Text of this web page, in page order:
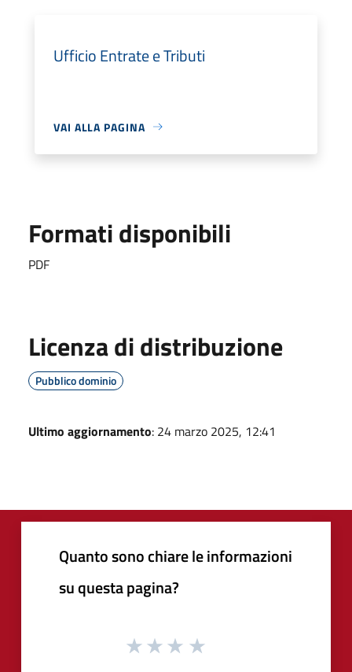
Ufficio Entrate e Tributi
VAI ALLA PAGINA
Formati disponibili
PDF
Licenza di distribuzione
Pubblico dominio
Ultimo aggiornamento: 24 marzo 2025, 12:41
Quanto sono chiare le informazioni
su questa pagina?